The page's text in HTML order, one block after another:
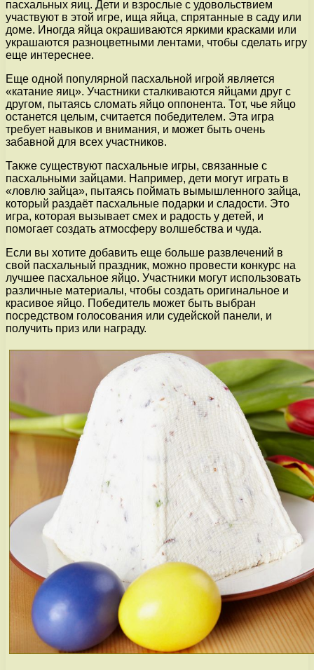
пасхальных яиц. Дети и взрослые с удовольствием
участвуют в этой игре, ища яйца, спрятанные в саду или
доме. Иногда яйца окрашиваются яркими красками или
украшаются разноцветными лентами, чтобы сделать игру
еще интереснее.
Еще одной популярной пасхальной игрой является
«катание яиц». Участники сталкиваются яйцами друг с
другом, пытаясь сломать яйцо оппонента. Тот, чье яйцо
останется целым, считается победителем. Эта игра
требует навыков и внимания, и может быть очень
забавной для всех участников.
Также существуют пасхальные игры, связанные с
пасхальными зайцами. Например, дети могут играть в
«ловлю зайца», пытаясь поймать вымышленного зайца,
который раздаёт пасхальные подарки и сладости. Это
игра, которая вызывает смех и радость у детей, и
помогает создать атмосферу волшебства и чуда.
Если вы хотите добавить еще больше развлечений в
свой пасхальный праздник, можно провести конкурс на
лучшее пасхальное яйцо. Участники могут использовать
различные материалы, чтобы создать оригинальное и
красивое яйцо. Победитель может быть выбран
посредством голосования или судейской панели, и
получить приз или награду.